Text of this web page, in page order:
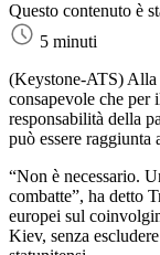
Questo contenuto è
5 minuti
(Keystone-ATS) Alla
consapevole che per
responsabilità della
può essere raggiunta
“Non è necessario.
combatte”, ha detto
europei sul
Kiev, senza